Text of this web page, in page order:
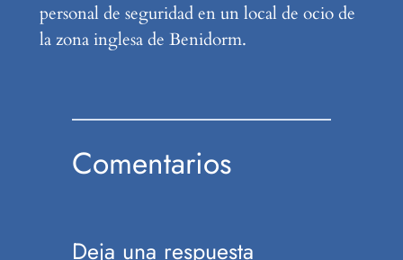
personal de seguridad en un local de ocio de
la zona inglesa de Benidorm.
Comentarios
Deja una respuesta